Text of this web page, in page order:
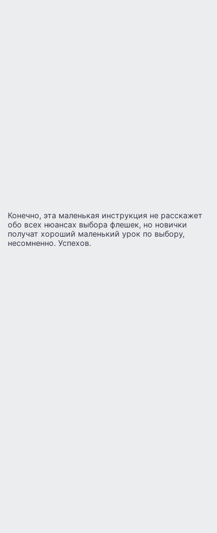
Конечно, эта маленькая инструкция не расскажет
обо всех нюансах выбора флешек, но новички
получат хороший маленький урок по выбору,
несомненно. Успехов.